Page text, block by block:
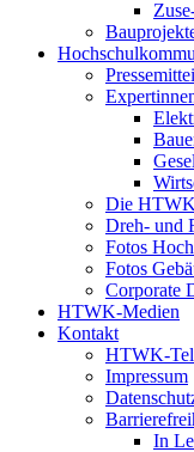
Die
Dreh- und
Fotos
Fotos
Corporate
HTWK-Medien
Kontakt
HTWK-
Impressum
In